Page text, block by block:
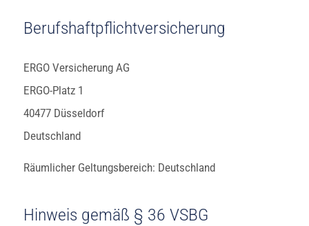
Berufshaftpflichtversicherung
ERGO Versicherung AG
ERGO-Platz 1
40477 Düsseldorf
Deutschland
Räumlicher Geltungsbereich: Deutschland
Hinweis gemäß § 36 VSBG